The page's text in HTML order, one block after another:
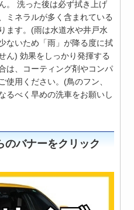
。 洗った後は必ず拭き上げ
ミネラルが多く含まれている
ます。(雨は水道水や井戸水
ないため「雨」が降る度に拭
ん) 効果をしっかり発揮する
は、コーティング剤やコンパ
使用ください。(鳥のフン、
るべく早めの洗車をお願いし
のバナーをクリック